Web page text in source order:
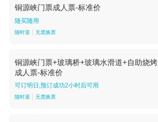
铜源峡门票成人票-标准价
随买随用
随时退 无需换票
铜源峡门票+玻璃桥+玻璃水滑道+自助烧烤
成人票-标准价
可订明日,预订成功2小时后可用
随时退 无需换票